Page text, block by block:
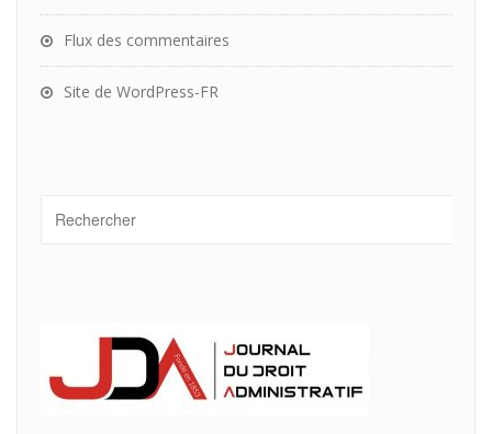
Flux des commentaires
Site de WordPress-FR